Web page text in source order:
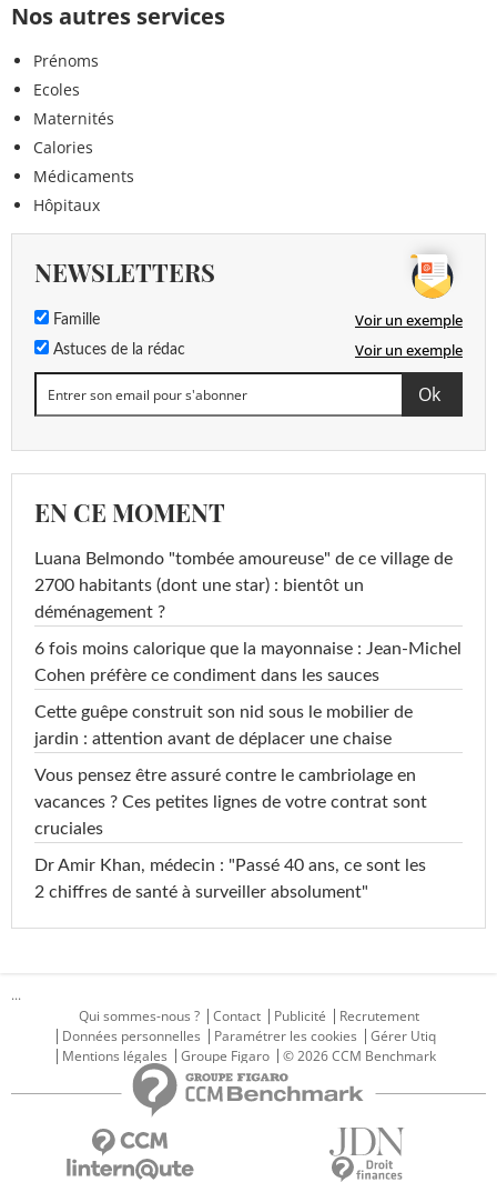
Nos autres services
Prénoms
Ecoles
Maternités
Calories
Médicaments
Hôpitaux
NEWSLETTERS
Famille Voir un exemple
Astuces de la rédac Voir un exemple
EN CE MOMENT
Luana Belmondo "tombée amoureuse" de ce village de
2700 habitants (dont une star) : bientôt un
déménagement ?
6 fois moins calorique que la mayonnaise : Jean-Michel
Cohen préfère ce condiment dans les sauces
Cette guêpe construit son nid sous le mobilier de
jardin : attention avant de déplacer une chaise
Vous pensez être assuré contre le cambriolage en
vacances ? Ces petites lignes de votre contrat sont
cruciales
Dr Amir Khan, médecin : "Passé 40 ans, ce sont les
2 chiffres de santé à surveiller absolument"
...
Qui sommes-nous ?
Contact Publicité
Recrutement
Données personnelles
Paramétrer les cookies
Gérer Utiq
Mentions légales
Groupe Figaro © 2026 CCM Benchmark